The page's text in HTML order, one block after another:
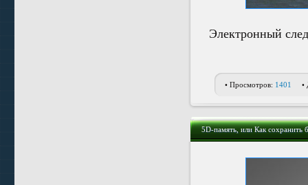
Электронный
• Просмотров: 1401 •
5D-память, или Как сохранить